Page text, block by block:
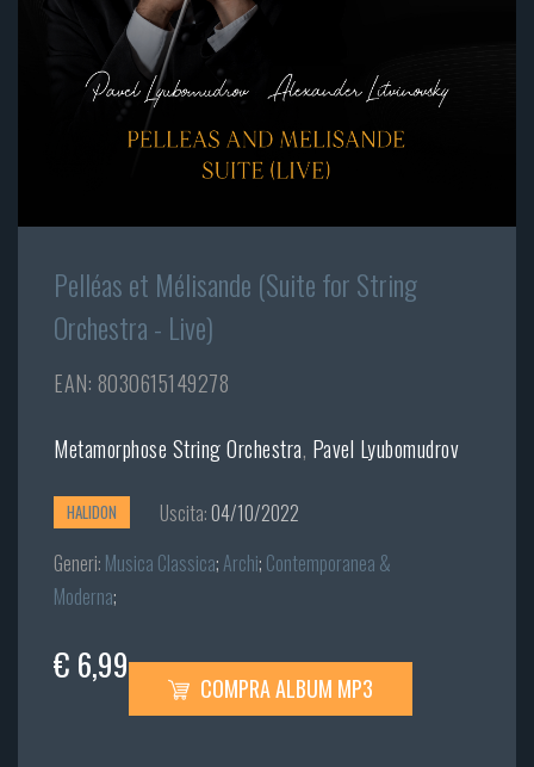
Pelléas et Mélisande (Suite for String
Orchestra - Live)
EAN: 8030615149278
Metamorphose String Orchestra, Pavel Lyubomudrov
HALIDON Uscita:04/10/2022
Generi: Musica Classica;Archi; Contemporanea &
Moderna;
€ 6,99
COMPRA ALBUM MP3